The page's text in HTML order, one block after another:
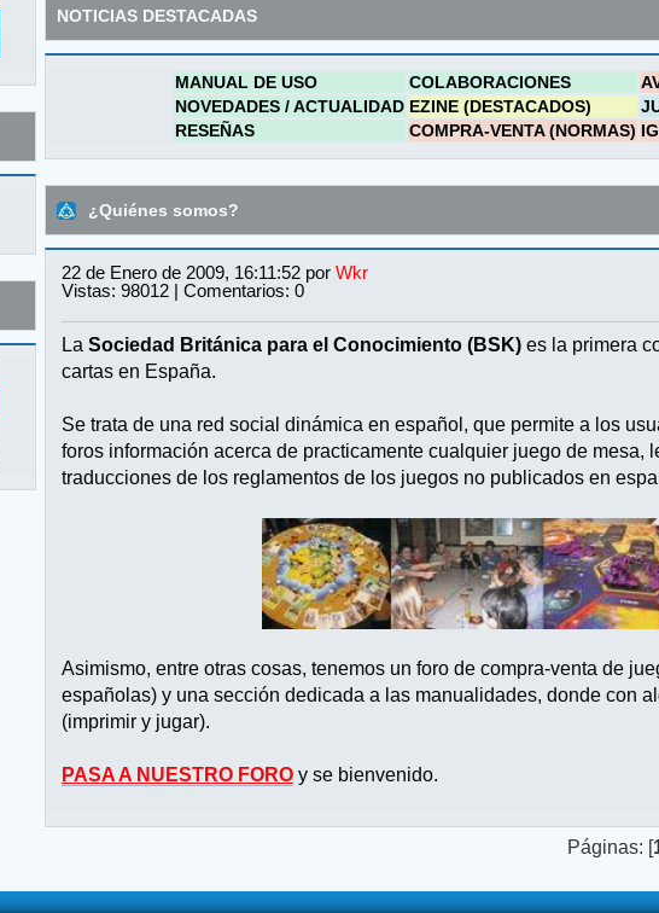
NOTICIAS DESTACADAS
MANUAL DE USO COLABORACIONES
NOVEDADES / ACTUALIDAD EZINE (DESTACADOS)
RESEÑAS
COMPRA-VENTA (NORMAS)
¿Quiénes somos?
22 de Enero de 2009, 16:11:52 por Wkr
Vistas: 98012 | Comentarios: 0
La Sociedad Británica para el Conocimiento (BSK) es la primera
cartas en España.
Se trata de una red social dinámica en español, que permite a los
foros información acerca de practicamente cualquier juego de mesa,
traducciones de los reglamentos de los juegos no publicados en
Asimismo, entre otras cosas, tenemos un foro de compra-venta de
españolas) y una sección dedicada a las manualidades, donde con
(imprimir y jugar).
PASA A NUESTRO FORO y se bienvenido.
Páginas: [